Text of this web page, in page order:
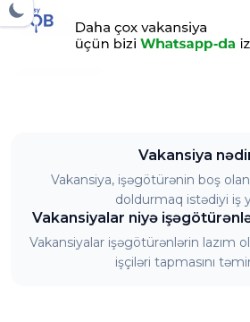
Vakansiya
Vakansiya, işəgötürənin boş
doldurmaq istədiyi iş
Vakansiyalar niyə
Vakansiyalar işəgötürənlərin lazım
işçiləri tapmasını